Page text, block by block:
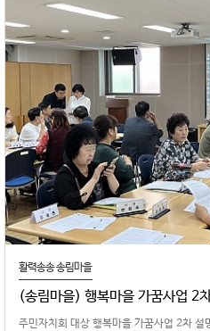
활력송송 송림마을
(송림마을) 행복마을 가꿈사업 2
주민자치회 대상 행복마을 가꿈사업 2차 설